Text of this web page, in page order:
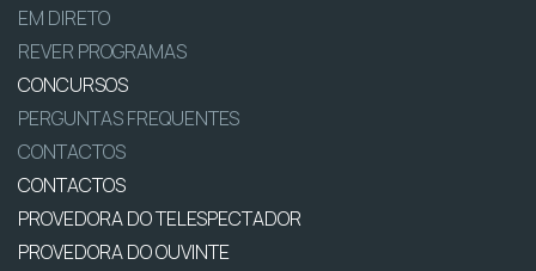
EM DIRETO
REVER PROGRAMAS
CONCURSOS
PERGUNTAS FREQUENTES
CONTACTOS
CONTACTOS
PROVEDORA DO TELESPECTADOR
PROVEDORA DO OUVINTE